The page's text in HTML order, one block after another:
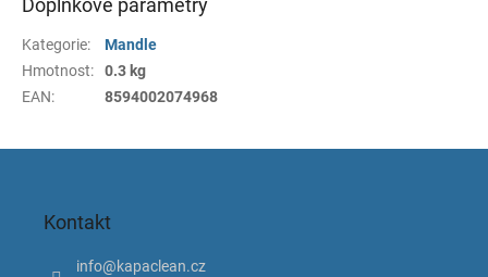
Doplňkové parametry
Kategorie:
Mandle
Hmotnost:
0.3 kg
EAN: 8594002074968
Kontakt
info@kapaclean.cz